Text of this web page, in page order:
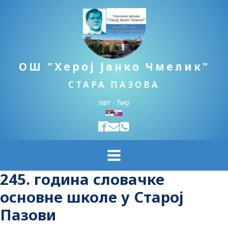
ОШ "Херој Јанко Чмелик"
СТАРА ПАЗОВА
лат/ћир
245. година словачке
основне школе у Старој
Пазови